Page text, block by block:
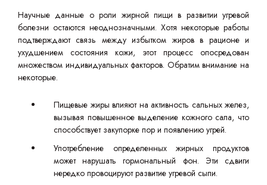
Научные данные о роли жирной пищи в развитии угревой
болезни остаются неоднозначными. Хотя некоторые работы
подтверждают связь между избытком жиров в рационе и
ухудшением состояния кожи, этот процесс опосредован
множеством индивидуальных факторов. Обратим внимание на
некоторые.
Пищевые жиры влияют на активность сальных желез,
вызывая повышенное выделение кожного сала, что
способствует закупорке пор и появлению угрей.
Употребление определенных жирных продуктов
может нарушать гормональный фон. Эти сдвиги
нередко провоцируют развитие угревой сыпи.